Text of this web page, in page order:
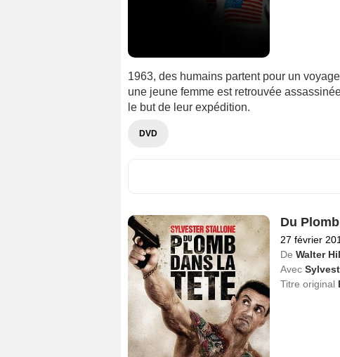
1963, des humains partent pour un
une jeune femme est retrouvée
le but de leur expédition.
DVD
Du
27 février
De Walter
Avec
Titre original